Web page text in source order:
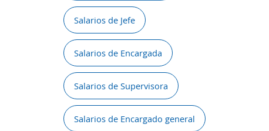
Salarios de Jefe
Salarios de Encargada
Salarios de Supervisora
Salarios de Encargado general